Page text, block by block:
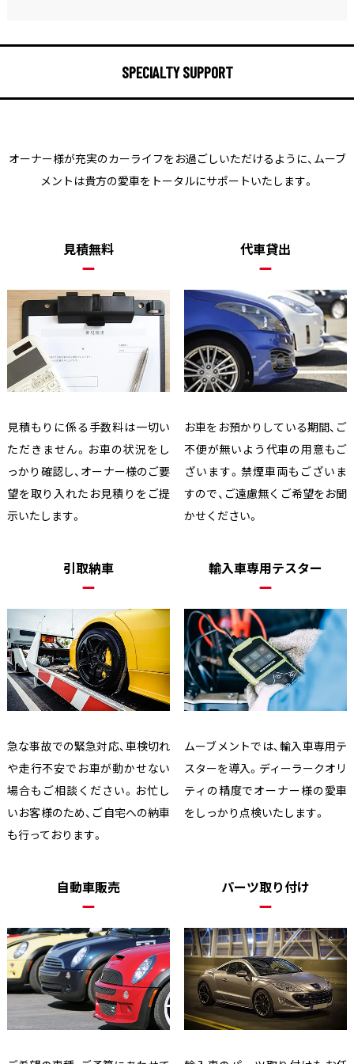
SPECIALTY SUPPORT
オーナー様が充実のカーライフをお過ごしいただけるように、 ムーブ
メントは貴方の愛車をトータルにサポートいたします。
見積無料
見積もりに係る手数料は一切い
ただきません。お車の状況をし
っかり確認し、オーナー様のご要
望を取り入れたお見積りをご提
示いたします。
代車貸出
お車をお預かりしている期間、ご
不便が無いよう代車の用意もご
ざいます。禁煙車両もございま
すので、ご遠慮無くご希望をお聞
かせください。
引取納車
急な事故での緊急対応、車検切れ
や走行不安でお車が動かせない
場合もご相談ください。お忙し
いお客様のため、ご自宅への納車
も行っております。
輸入車専用テスター
ムーブメントでは、輸入車専用テ
スターを導入。ディーラークオリ
ティの精度でオーナー様の愛車
をしっかり点検いたします。
自動車販売 パーツ取り付け